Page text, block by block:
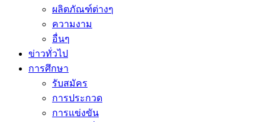
ผลิตภัณฑ์ต่างๆ
ความงาม
อื่นๆ
ข่าวทั่วไป
การศึกษา
รับสมัคร
การประกวด
การแข่งขัน